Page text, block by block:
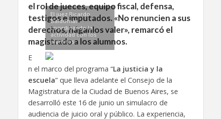
el rol de jueces, equipo fiscal, defensa,
testigos e imputados. «No renuncien a sus
derechos, háganlos valer», remarcó el
magistrado a los alumnos.
El juez Ricardo
Baldomar
coordinando la
actividad con los
alumnos.
E
n el marco del programa “La justicia y la
escuela” que lleva adelante el Consejo de la
Magistratura de la Ciudad de Buenos Aires, se
desarrolló este 16 de junio un simulacro de
audiencia de juicio oral y público. La experiencia,